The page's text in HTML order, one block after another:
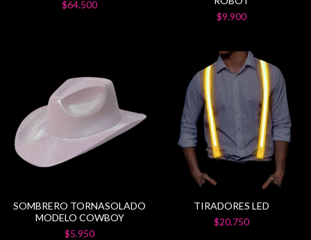
$64.500
$9.900
SOMBRERO TORNASOLADO
MODELO COWBOY
$5.950
TIRADORES LED
$20.750